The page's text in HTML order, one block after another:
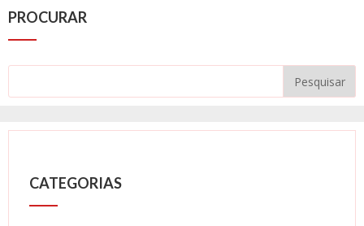
PROCURAR
CATEGORIAS